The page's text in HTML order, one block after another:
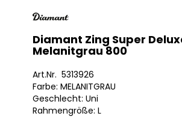
Diamant Zing Super
Melanitgrau 800
Art.Nr. 5313926
Farbe: MELANITGRAU
Geschlecht: Uni
Rahmengröße: L